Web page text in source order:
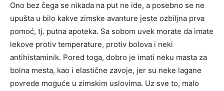
Ono bez čega se nikada na put ne ide, a posebno se ne
upušta u bilo kakve zimske avanture jeste ozbiljna prva
pomoć, tj. putna apoteka. Sa sobom uvek morate da imate
lekove protiv temperature, protiv bolova i neki
antihistaminik. Pored toga, dobro je imati neku masta za
bolna mesta, kao i elastične zavoje, jer su neke lagane
povrede moguće u zimskim uslovima. Uz sve to, malo